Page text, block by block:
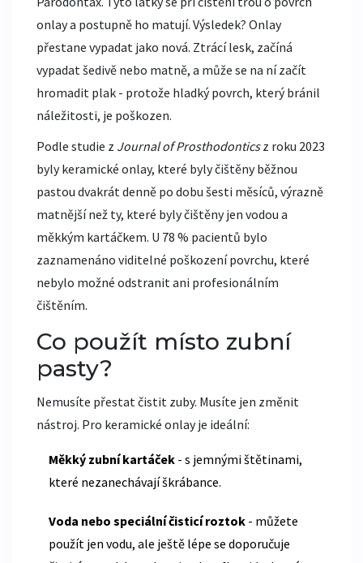
onlay a postupně ho matují. Výsledek? Onlay
přestane vypadat jako nová. Ztrácí lesk, začíná
vypadat šedivě nebo matně, a může se na ní začít
hromadit plak - protože hladký povrch, který bránil
náležitosti, je poškozen.
Podle studie z Journal of Prosthodonticsz roku 2023
byly keramické onlay, které byly čištěny běžnou
pastou dvakrát denně po dobu šesti měsíců, výrazně
matnější než ty, které byly čištěny jen vodou a
měkkým kartáčkem. U 78 % pacientů bylo
zaznamenáno viditelné poškození povrchu, které
nebylo možné odstranit ani profesionálním
čištěním.
Co použít místo zubní
pasty?
Nemusíte přestat čistit zuby. Musíte jen změnit
nástroj. Pro keramické onlay je ideální:
Měkký zubní kartáček - s jemnými štětinami,
které nezanechávají škrábance.
Voda nebo speciální čisticí roztok - můžete
použít jen vodu, ale ještě lépe se doporučuje